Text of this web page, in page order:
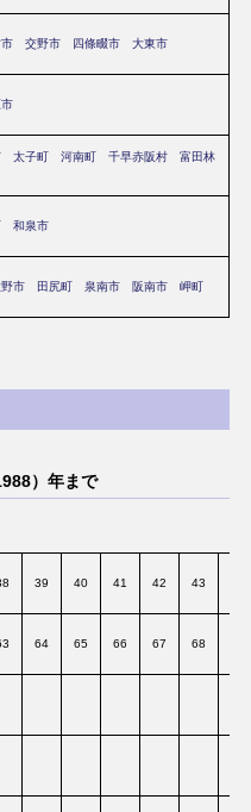
交野市 四條畷市 大東市
太子町 河南町 千早赤阪村
富田林
和泉市
市 田尻町 泉南市 阪南市 岬町
）年まで
39 40 41 42 43
64 65 66 67 68